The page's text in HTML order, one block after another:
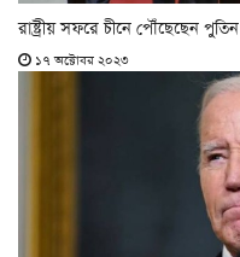
রাষ্ট্রীয় সফরে চীনে পৌঁছেছেন পুতিন
১৭ অক্টোবর ২০২৩